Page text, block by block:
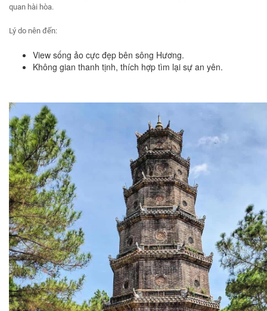
quan hài hòa.
Lý do nên đến:
View sống ảo cực đẹp bên sông Hương.
Không gian thanh tịnh, thích hợp tìm lại sự an yên.